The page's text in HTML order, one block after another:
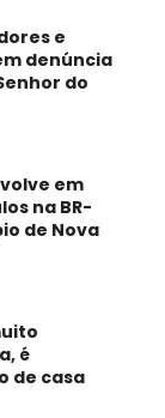
e
denúncia
do
em
na BR-
de Nova
é
de casa